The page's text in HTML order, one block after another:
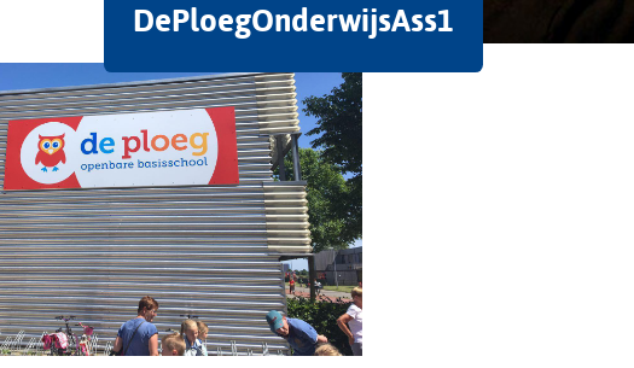
DePloegOnderwijsAss1